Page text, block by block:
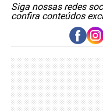
Siga nossas redes
confira conteúdos